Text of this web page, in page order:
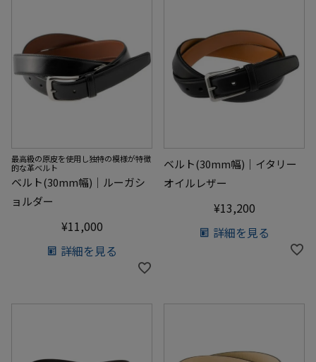
最高級の原皮を使用し独特の模様が特徴
的な革ベルト
ベルト(30mm幅)｜ルーガシ
ョルダー
¥11,000
詳細を見る
ベルト(30mm幅)｜イタリー
オイルレザー
¥13,200
詳細を見る